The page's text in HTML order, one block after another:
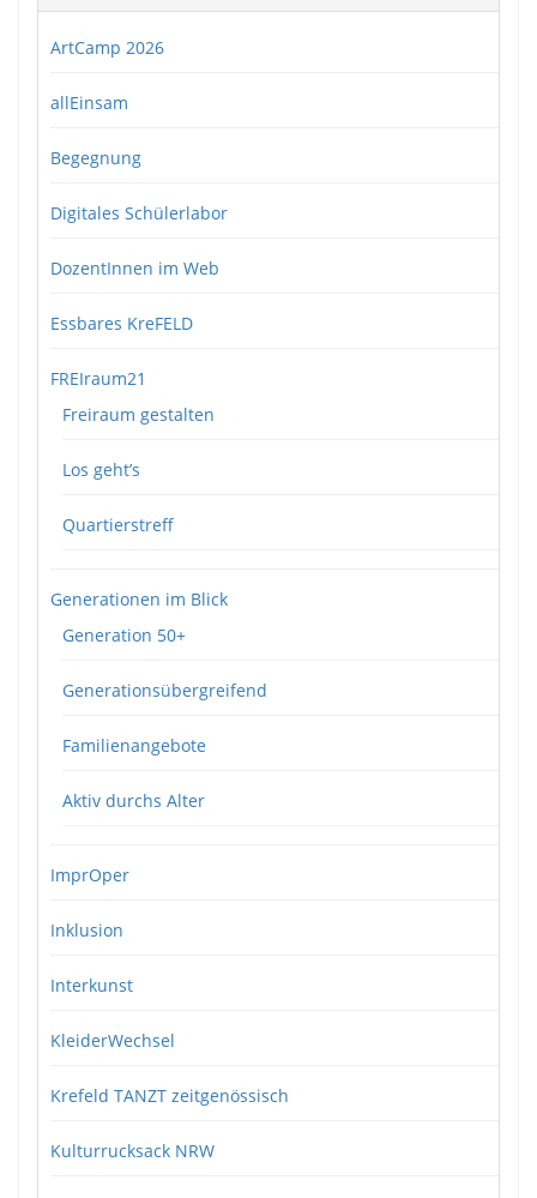
ArtCamp 2026
allEinsam
Begegnung
Digitales Schülerlabor
DozentInnen im Web
Essbares KreFELD
FREIraum21
Freiraum gestalten
Los geht’s
Quartierstreff
Generationen im Blick
Generation 50+
Generationsübergreifend
Familienangebote
Aktiv durchs Alter
ImprOper
Inklusion
Interkunst
KleiderWechsel
Krefeld TANZT zeitgenössisch
Kulturrucksack NRW